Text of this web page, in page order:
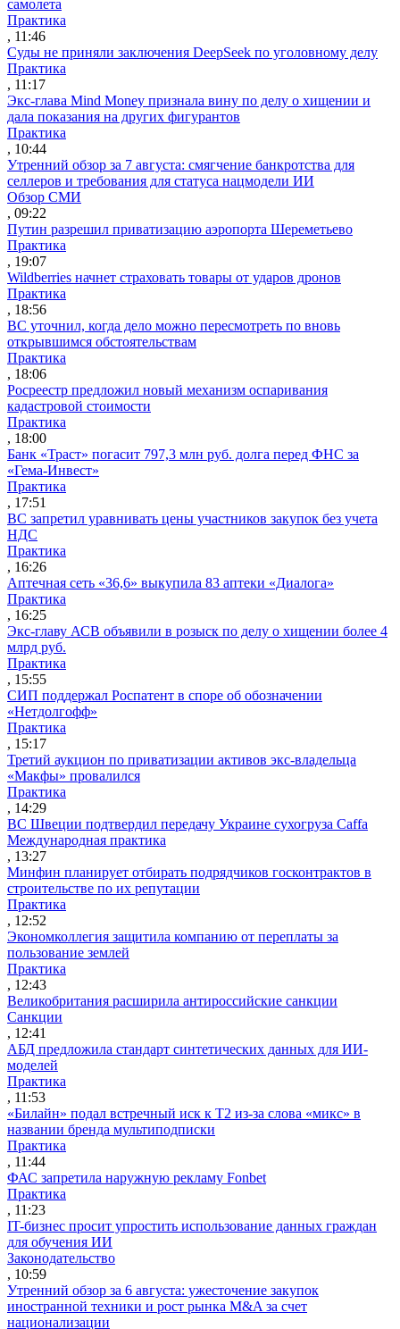
самолета
Практика
, 11:46
Суды не приняли заключения DeepSeek по уголовному делу
Практика
, 11:17
Экс-глава Mind Money признала вину по делу о хищении и
дала показания на других фигурантов
Практика
, 10:44
Утренний обзор за 7 августа: смягчение банкротства для
селлеров и требования для статуса нацмодели ИИ
Обзор СМИ
, 09:22
Путин разрешил приватизацию аэропорта Шереметьево
Практика
, 19:07
Wildberries начнет страховать товары от ударов дронов
Практика
, 18:56
ВС уточнил, когда дело можно пересмотреть по вновь
открывшимся обстоятельствам
Практика
, 18:06
Росреестр предложил новый механизм оспаривания
кадастровой стоимости
Практика
, 18:00
Банк «Траст» погасит 797,3 млн руб. долга перед ФНС за
«Гема-Инвест»
Практика
, 17:51
ВС запретил уравнивать цены участников закупок без учета
НДС
Практика
, 16:26
Аптечная сеть «36,6» выкупила 83 аптеки «Диалога»
Практика
, 16:25
Экс-главу АСВ объявили в розыск по делу о хищении более 4
млрд руб.
Практика
, 15:55
СИП поддержал Роспатент в споре об обозначении
«Нетдолгофф»
Практика
, 15:17
Третий аукцион по приватизации активов экс-владельца
«Макфы» провалился
Практика
, 14:29
ВС Швеции подтвердил передачу Украине сухогруза Caffa
Международная практика
, 13:27
Минфин планирует отбирать подрядчиков госконтрактов в
строительстве по их репутации
Практика
, 12:52
Экономколлегия защитила компанию от переплаты за
пользование землей
Практика
, 12:43
Великобритания расширила антироссийские санкции
Санкции
, 12:41
АБД предложила стандарт синтетических данных для ИИ-
моделей
Практика
, 11:53
«Билайн» подал встречный иск к Т2 из-за слова «микс» в
названии бренда мультиподписки
Практика
, 11:44
ФАС запретила наружную рекламу Fonbet
Практика
, 11:23
IT-бизнес просит упростить использование данных граждан
для обучения ИИ
Законодательство
, 10:59
Утренний обзор за 6 августа: ужесточение закупок
иностранной техники и рост рынка M&A за счет
национализации